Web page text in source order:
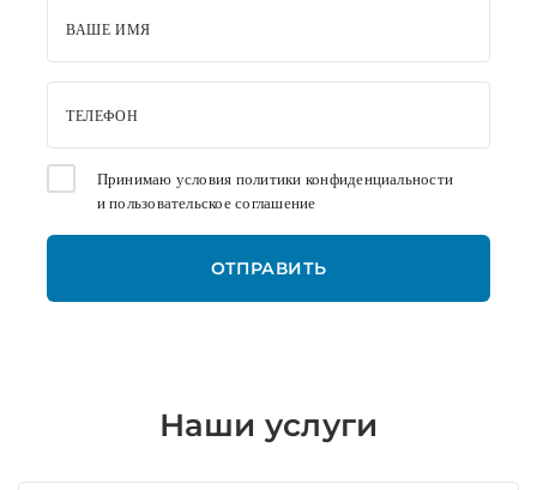
ВАШЕ ИМЯ
ТЕЛЕФОН
Принимаю условия политики конфиденциальности
ипользовательское соглашение
Наши услуги